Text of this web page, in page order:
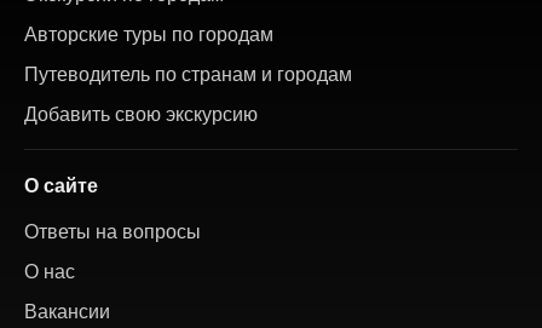
Авторские туры по городам
Путеводитель по странам и городам
Добавить свою экскурсию
О сайте
Ответы на вопросы
О нас
Вакансии